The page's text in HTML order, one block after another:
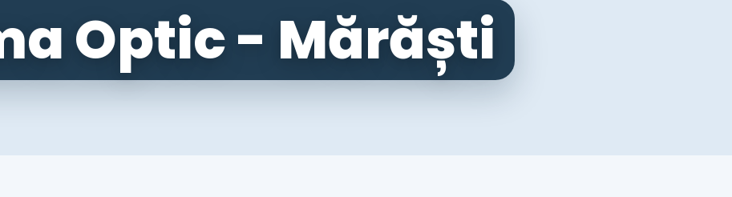
Optic - Mărăști